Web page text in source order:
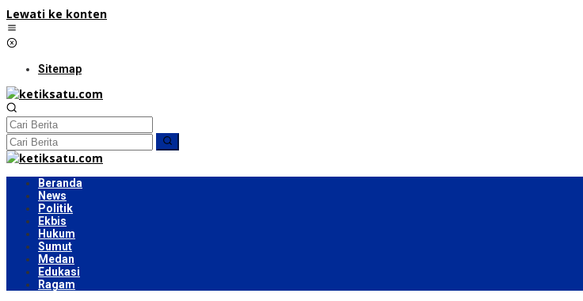
Lewati ke konten
Sitemap
Beranda
News
Politik
Ekbis
Hukum
Sumut
Medan
Edukasi
Ragam